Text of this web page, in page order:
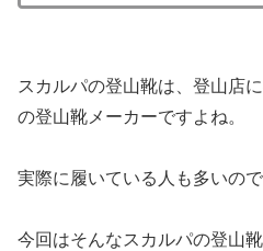
スカルパの登山靴は、登山店
の登山靴メーカーですよね。
実際に履いている人も多いの
今回はそんなスカルパの登山靴